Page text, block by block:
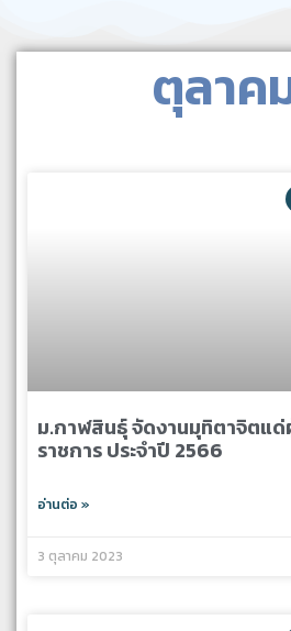
ตุลาค
ม.กาฬสินธุ์ จัดงานมุทิตาจิตแ
ราชการ ประจำปี 2566
อ่านต่อ »
3 ตุลาคม 2023